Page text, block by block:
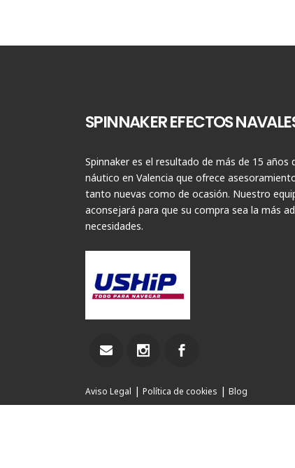
SPINNAKER EFECTOS
Spinnaker es el resultado de más de 15
náutico en Valencia que ofrece
tanto nuevas como de ocasión. Nuestro
aconsejará para que su compra sea la más
necesidades.
Aviso Legal | Política de cookies | Blog